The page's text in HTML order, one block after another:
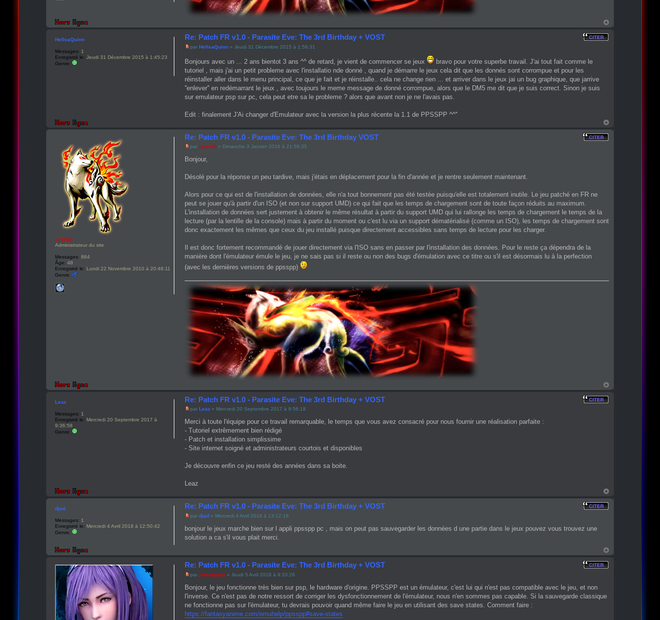
Re: Patch FR v1.0 - Parasite Eve: The 3rd Birthday + VOST
parHellsaQuinn » Jeudi 31 Décembre 2015 à 1:58:31
Bonjours avec un ... 2 ans bientot 3 ans ^^ de retard, je vient de commencer se jeux
bravo pour votre superbe travail. J'ai tout fait comme le
tutoriel , mais j'ai un petit probleme avec l'installatio nde donné , quand je démarre le jeux cela dit que les donnés sont corrompue et pour les
réinstaller aller dans le menu principal, ce que je fait et je réinstalle.. cela ne change rien ... et arriver dans le jeux jai un bug graphique, que jarrive
''enlever'' en redémarrant le jeux , avec toujours le meme message de donné corrompue, alors que le DM5 me dit que je suis correct. Sinon je suis
sur emulateur psp sur pc, cela peut etre sa le probleme ? alors que avant non je ne l'avais pas.
Edit : finalement J'Ai changer d'Emulateur avec la version la plus récente la 1.1 de PPSSPP ^^''
HellsaQuinn
Messages: 1
Enregistré le: Jeudi 31 Décembre 2015 à 1:45:23
Genre:
Re: Patch FR v1.0 - Parasite Eve: The 3rd Birthday VOST
parLyan53 » Dimanche 3 Janvier 2016 à 21:59:35
Bonjour,
Désolé pour la réponse un peu tardive, mais j'étais en déplacement pour la fin d'année et je rentre seulement maintenant.
Alors pour ce qui est de l'installation de données, elle n'a tout bonnement pas été testée puisqu'elle est totalement inutile. Le jeu patché en FR ne
peut se jouer qu'à partir d'un ISO (et non sur support UMD) ce qui fait que les temps de chargement sont de toute façon réduits au maximum.
L'installation de données sert justement à obtenir le même résultat à partir du support UMD qui lui rallonge les temps de chargement le temps de la
lecture (par la lentille de la console) mais à partir du moment ou c'est lu via un support dématérialisé (comme un ISO), les temps de chargement sont
donc exactement les mêmes que ceux du jeu installé puisque directement accessibles sans temps de lecture pour les charger.
Il est donc fortement recommandé de jouer directement via l'ISO sans en passer par l'installation des données. Pour le reste ça dépendra de la
manière dont l'émulateur émule le jeu, je ne sais pas si il reste ou non des bugs d'émulation avec ce titre ou s'il est désormais lu à la perfection
(avec les dernières versions de ppsspp)
Lyan53
Administrateur du site
Messages: 864
Âge: 48
Enregistré le: Lundi 22 Novembre 2010 à 20:48:11
Genre:
Re: Patch FR v1.0 - Parasite Eve: The 3rd Birthday + VOST
parLeaz » Mercredi 20 Septembre 2017 à 9:56:18
Merci à toute l'équipe pour ce travail remarquable, le temps que vous avez consacré pour nous fournir une réalisation parfaite :
- Tutoriel extrêmement bien rédigé
- Patch et installation simplissime
- Site internet soigné et administrateurs courtois et disponibles
Je découvre enfin ce jeu resté des années dans sa boite.
Leaz
Leaz
Messages: 1
Enregistré le: Mercredi 20 Septembre 2017 à
9:36:58
Genre:
Re: Patch FR v1.0 - Parasite Eve: The 3rd Birthday + VOST
pardjad » Mercredi 4 Avril 2018 à 13:12:18
bonjour le jeux marche bien sur l appli ppsspp pc , mais on peut pas sauvegarder les données d une partie dans le jeux pouvez vous trouvez une
solution a ca s'il vous plait merci.
djad
Messages: 1
Enregistré le: Mercredi 4 Avril 2018 à 12:50:42
Genre:
Re: Patch FR v1.0 - Parasite Eve: The 3rd Birthday + VOST
parpinktagada » Jeudi 5 Avril 2018 à 9:20:26
Bonjour, le jeu fonctionne très bien sur psp, le hardware d'origine. PPSSPP est un émulateur, c'est lui qui n'est pas compatible avec le jeu, et non
l'inverse. Ce n'est pas de notre ressort de corriger les dysfonctionnement de l'émulateur, nous n'en sommes pas capable. Si la sauvegarde classique
ne fonctionne pas sur l'émulateur, tu devrais pouvoir quand même faire le jeu en utilisant des save states. Comment faire :
https://fantasyanime.com/emuhelp/ppsspp#save-states